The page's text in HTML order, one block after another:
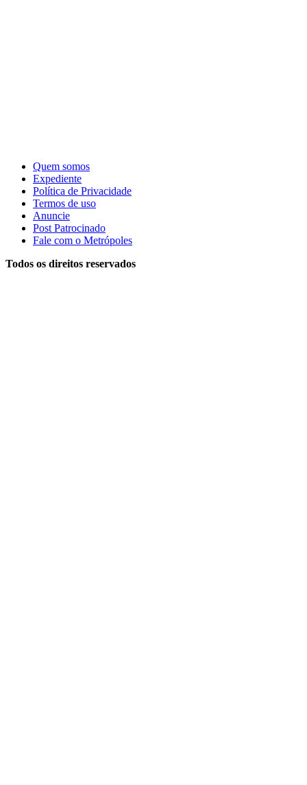
Quem somos
Expediente
Política de Privacidade
Termos de uso
Anuncie
Post Patrocinado
Fale com o Metrópoles
Todos os direitos reservados